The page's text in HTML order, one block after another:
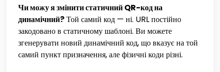
Чи можу я змінити статичний QR-код на
динамічний?Той самий код — ні. URL постійно
закодовано в статичному шаблоні. Ви можете
згенерувати новий динамічний код, що вказує на той
самий пункт призначення, але фізичні коди різні.